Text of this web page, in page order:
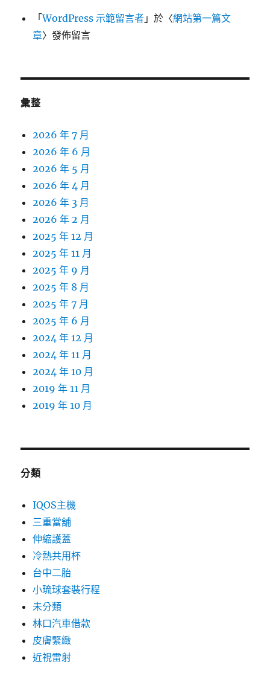
「WordPress 示範留言者 」於〈網站第一篇文
章〉發佈留言
彙整
2026 年 7 月
2026 年 6 月
2026 年 5 月
2026 年 4 月
2026 年 3 月
2026 年 2 月
2025 年 12 月
2025 年 11 月
2025 年 9 月
2025 年 8 月
2025 年 7 月
2025 年 6 月
2024 年 12 月
2024 年 11 月
2024 年 10 月
2019 年 11 月
2019 年 10 月
分類
IQOS主機
三重當舖
伸縮護蓋
冷熱共用杯
台中二胎
小琉球套裝行程
未分類
林口汽車借款
皮膚緊緻
近視雷射